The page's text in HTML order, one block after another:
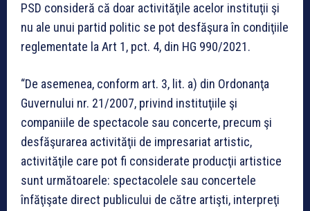
PSD consideră că doar activităţile acelor instituţii şi
nu ale unui partid politic se pot desfăşura în condiţiile
reglementate la Art 1, pct. 4, din HG 990/2021.
“De asemenea, conform art. 3, lit. a) din Ordonanţa
Guvernului nr. 21/2007, privind instituţiile şi
companiile de spectacole sau concerte, precum şi
desfăşurarea activităţii de impresariat artistic,
activităţile care pot fi considerate producţii artistice
sunt următoarele: spectacolele sau concertele
înfăţişate direct publicului de către artişti, interpreţi